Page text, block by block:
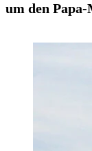
um den